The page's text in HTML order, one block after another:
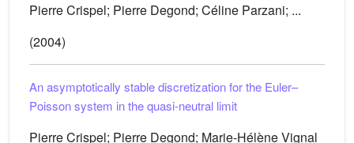
Pierre Crispel; Pierre Degond; Céline Parzani; ...
(2004)
An asymptotically stable discretization for the Euler–
Poisson system in the quasi-neutral limit
Pierre Crispel; Pierre Degond; Marie-Hélène Vignal